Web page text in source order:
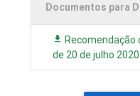
Documentos para
Recomendação
de 20 de julho 2020